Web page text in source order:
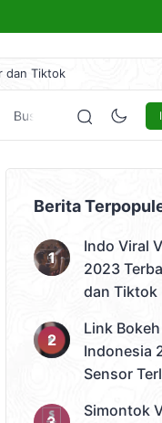
dan Tiktok
Terlengkap 18+
Tanpa Sensor
Bussid Bisnis
Berita
Indo Viral
2023
dan Tiktok
Link
Indonesia
Sensor
Simontok